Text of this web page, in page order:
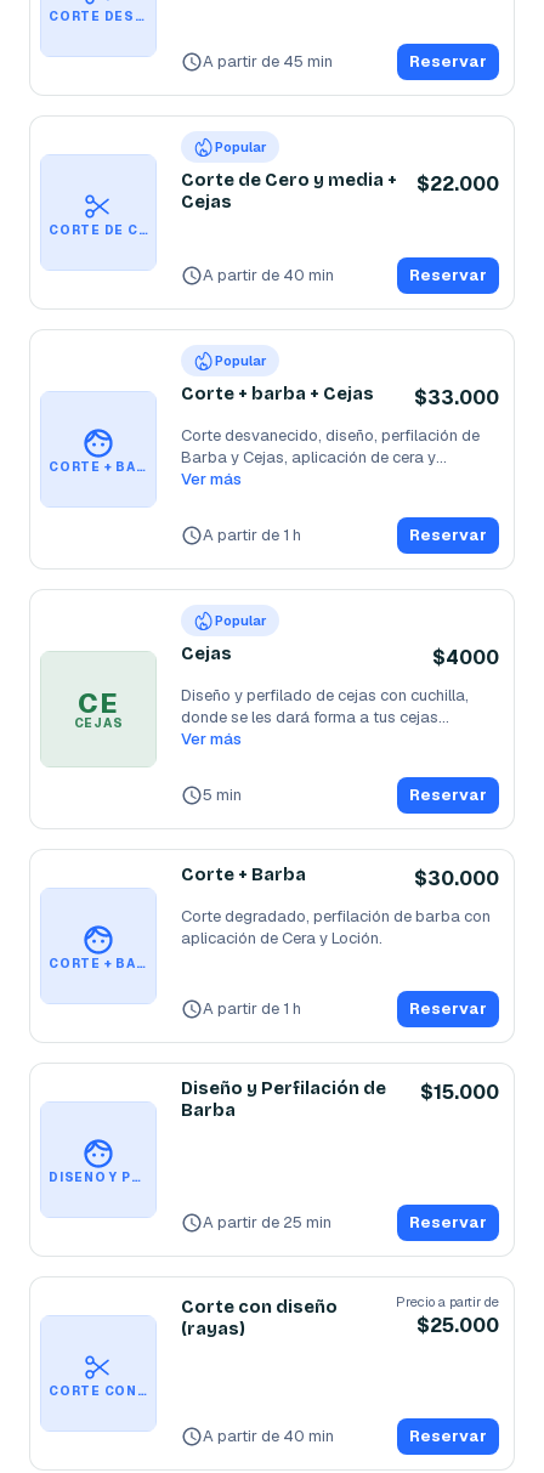
CORTE DESDE CERO + CEJAS
A partir de 45 min Reservar
CORTE DE CERO Y MEDIA + CEJAS
Popular
Corte de Cero y media +
Cejas
$22.000
A partir de 40 min Reservar
CORTE + BARBA + CEJAS
Popular
Corte + barba + Cejas $33.000
Corte desvanecido, diseño, perfilación de
Barba y Cejas, aplicación de cera y...
Ver más
A partir de 1 h Reservar
CE
CEJAS
Popular
Cejas $4000
Diseño y perfilado de cejas con cuchilla,
donde se les dará forma a tus cejas...
Ver más
5 min Reservar
CORTE + BARBA
Corte + Barba $30.000
Corte degradado, perfilación de barba con
aplicación de Cera y Loción.
A partir de 1 h Reservar
DISEÑO Y PERFILACIÓN DE BARBA
Diseño y Perfilación de
Barba
$15.000
A partir de 25 min Reservar
CORTE CON DISEÑO (RAYAS)
Corte con diseño
(rayas)
Precio a partir de
$25.000
A partir de 40 min Reservar